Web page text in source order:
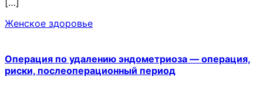
Женское здоровье
Операция по удалению эндометриоза — операция,
риски, послеоперационный период